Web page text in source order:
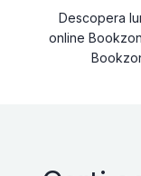
Descopera
online